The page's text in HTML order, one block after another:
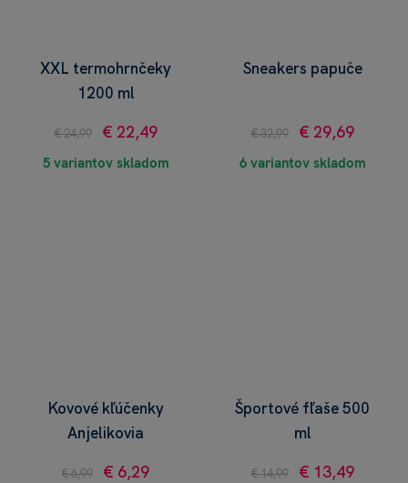
XXL termohrnčeky
1200 ml
€ 24,99 € 22,49
5 variantov skladom
Sneakers papuče
€ 32,99 € 29,69
6 variantov skladom
Kovové kľúčenky
Anjelikovia
€ 6,99 € 6,29
Športové fľaše 500
ml
€ 14,99 € 13,49